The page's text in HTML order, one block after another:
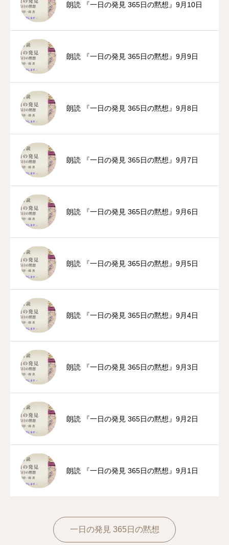
朗読 『一日の発見 365日の黙想』9月10日
朗読 『一日の発見 365日の黙想』9月9日
朗読 『一日の発見 365日の黙想』9月8日
朗読 『一日の発見 365日の黙想』9月7日
朗読 『一日の発見 365日の黙想』9月6日
朗読 『一日の発見 365日の黙想』9月5日
朗読 『一日の発見 365日の黙想』9月4日
朗読 『一日の発見 365日の黙想』9月3日
朗読 『一日の発見 365日の黙想』9月2日
朗読 『一日の発見 365日の黙想』9月1日
一日の発見 365日の黙想